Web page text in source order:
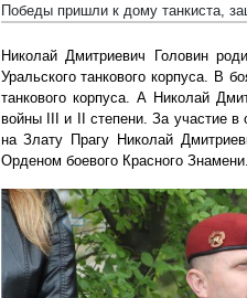
Победы пришли к дому танкиста,
Николай Дмитриевич Головин
Уральского танкового корпуса. В
танкового корпуса. А Николай
войны III и II степени. За участие
на Злату Прагу Николай
Орденом боевого Красного